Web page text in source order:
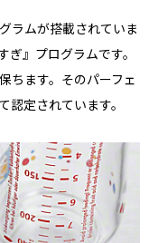
ラムが搭載されていま
』プログラムです。
ちます。そのパーフェ
定されています。